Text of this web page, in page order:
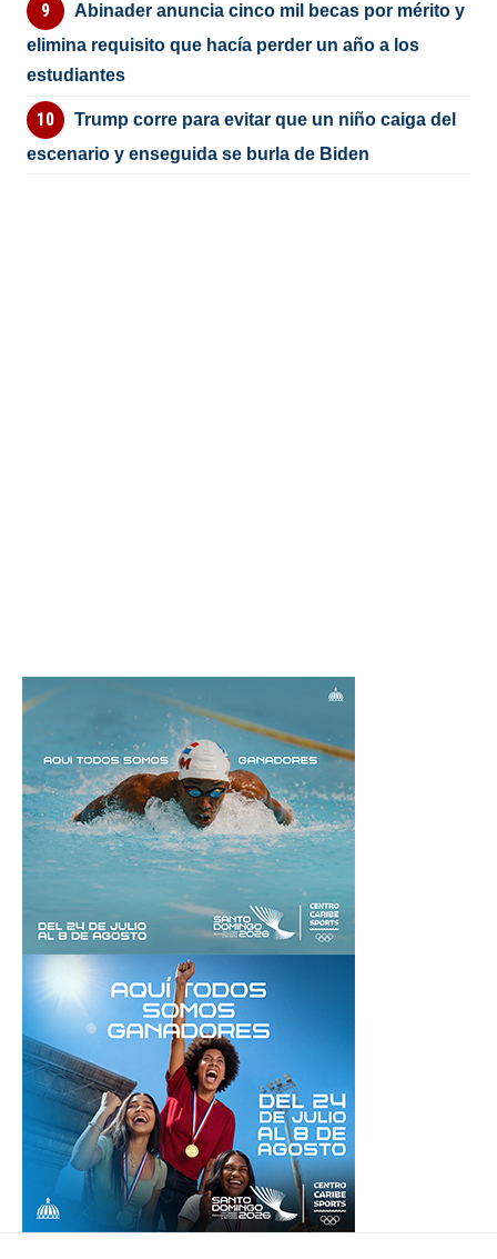
Abinader anuncia cinco mil becas por mérito y
elimina requisito que hacía perder un año a los
estudiantes
Trump corre para evitar que un niño caiga del
escenario y enseguida se burla de Biden